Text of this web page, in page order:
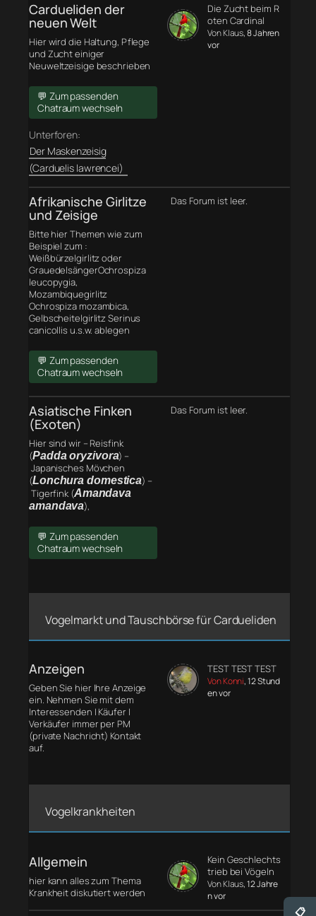
Cardueliden der
neuen Welt
Hier wird die Haltung, Pflege
und Zucht einiger
Neuweltzeisige beschrieben
💬 Zum passenden
Chatraum wechseln
Unterforen:
Der Maskenzeisig
(Carduelis lawrencei)
Die Zucht beim R
oten Cardinal
Von Klaus, 8 Jahren
vor
Afrikanische Girlitze
und Zeisige
Bitte hier Themen wie zum
Beispiel zum :
Weißbürzelgirlitz oder
GrauedelsängerOchrospiza
leucopygia,
Mozambiquegirlitz
Ochrospiza mozambica,
Gelbscheitelgirlitz Serinus
canicollis u.s.w. ablegen
💬 Zum passenden
Chatraum wechseln
Das Forum ist leer.
Asiatische Finken
(Exoten)
Hier sind wir – Reisfink
(Padda oryzivora) –
Japanisches Mövchen
(Lonchura domestica) –
Tigerfink (Amandava
amandava),
💬 Zum passenden
Chatraum wechseln
Das Forum ist leer.
Vogelmarkt und Tauschbörse für Cardueliden
Anzeigen
Geben Sie hier Ihre Anzeige
ein. Nehmen Sie mit dem
Interessenden | Käufer |
Verkäufer immer per PM
(private Nachricht) Kontakt
auf.
TEST TEST TEST
Von Konni, 12 Stund
en vor
Vogelkrankheiten
Allgemein
hier kann alles zum Thema
Krankheit diskutiert werden
Kein Geschlechts
trieb bei Vögeln
Von Klaus, 12 Jahre
n vor
📋